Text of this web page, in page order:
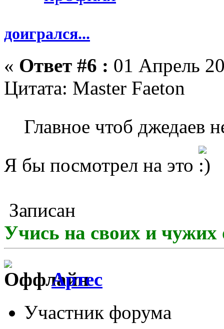
доигрался...
« Ответ #6 : 01 Апрель
Цитата: Master Faeton
Главное чтоб джедаев
Я бы посмотрел на это
Записан
Учись на своих и
Артес
Участник форума